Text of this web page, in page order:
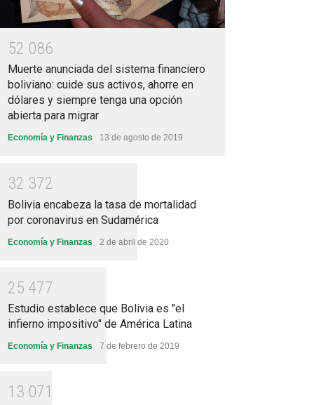
52 086
Muerte anunciada del sistema financiero
boliviano: cuide sus activos, ahorre en
dólares y siempre tenga una opción
abierta para migrar
Economía y Finanzas 13 de agosto de 2019
32 372
Bolivia encabeza la tasa de mortalidad
por coronavirus en Sudamérica
Economía y Finanzas 2 de abril de 2020
25 477
Estudio establece que Bolivia es "el
infierno impositivo" de América Latina
Economía y Finanzas 7 de febrero de 2019
1 3 071